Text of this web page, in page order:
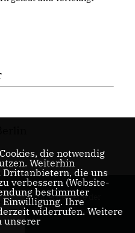
Internetseite der
CDU Friedenau
die notwendig
Weiterhin
Drittanbietern, die uns
verbessern (Website-
bestimmter
Einwilligung. Ihre
widerrufen. Weitere
unserer